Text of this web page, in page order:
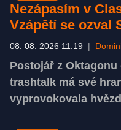
Nezápasím v
Vzápětí se ozval
08. 08. 2026 11:19
Postojář z
trashtalk má své
vyprovokovala